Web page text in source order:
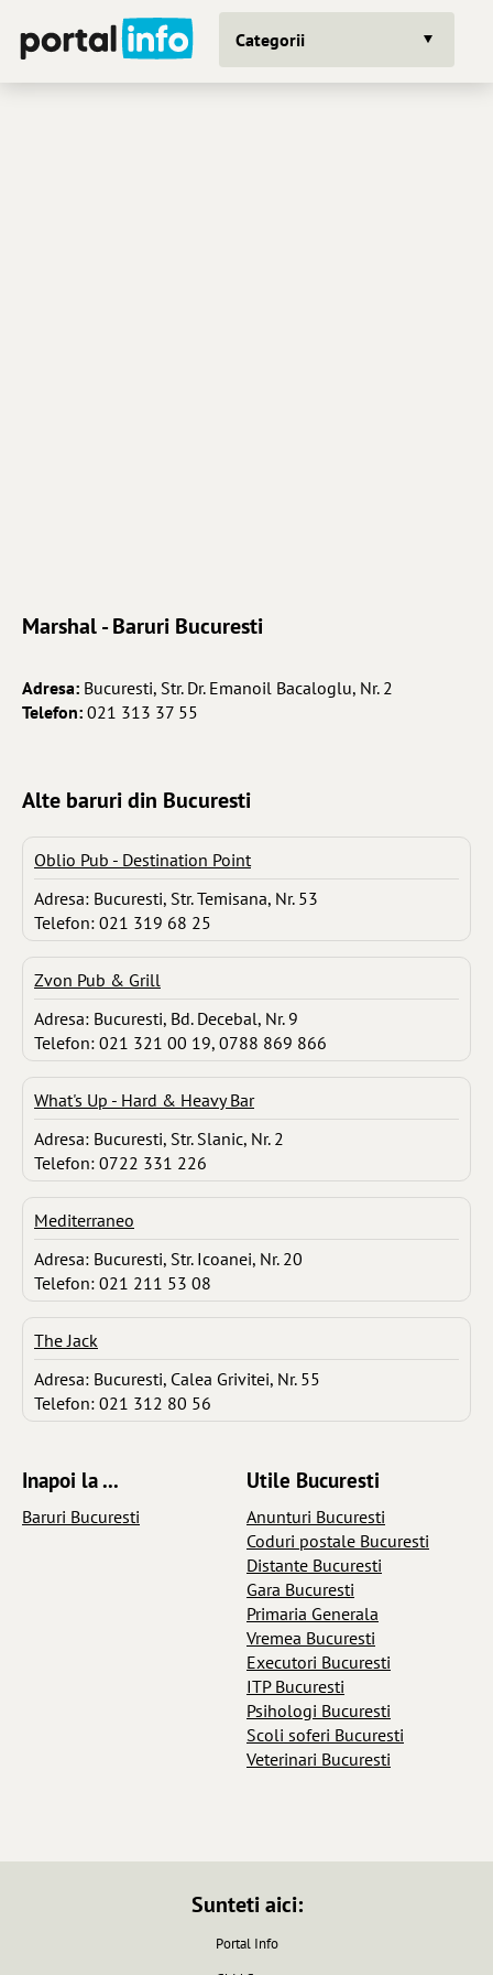
Categorii
Marshal - Baruri Bucuresti
Adresa: Bucuresti, Str. Dr. Emanoil Bacaloglu, Nr. 2
Telefon: 021 313 37 55
Alte baruri din Bucuresti
Oblio Pub - Destination Point
Adresa: Bucuresti, Str. Temisana, Nr. 53
Telefon: 021 319 68 25
Zvon Pub & Grill
Adresa: Bucuresti, Bd. Decebal, Nr. 9
Telefon: 021 321 00 19, 0788 869 866
What's Up - Hard & Heavy Bar
Adresa: Bucuresti, Str. Slanic, Nr. 2
Telefon: 0722 331 226
Mediterraneo
Adresa: Bucuresti, Str. Icoanei, Nr. 20
Telefon: 021 211 53 08
The Jack
Adresa: Bucuresti, Calea Grivitei, Nr. 55
Telefon: 021 312 80 56
Inapoi la ...
Baruri Bucuresti
Utile Bucuresti
Anunturi Bucuresti
Coduri postale Bucuresti
Distante Bucuresti
Gara Bucuresti
Primaria Generala
Vremea Bucuresti
Executori Bucuresti
ITP Bucuresti
Psihologi Bucuresti
Scoli soferi Bucuresti
Veterinari Bucuresti
Sunteti aici:
Portal Info